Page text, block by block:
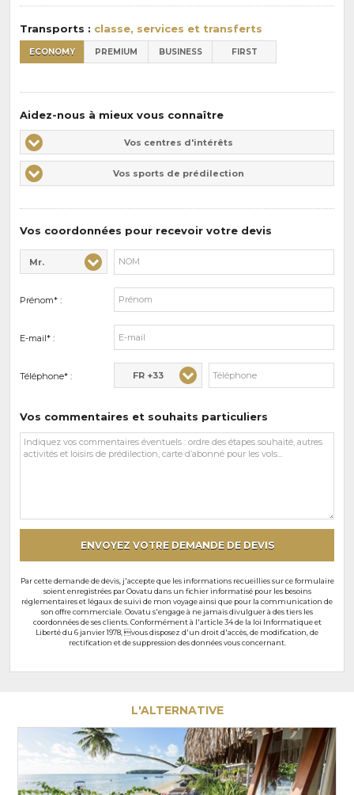
:
Transports : classe, services et transferts
ECONOMY PREMIUM BUSINESS FIRST
Aidez-nous à mieux vous connaître
Vos
centres
d'intérêts
Vos centres d'intérêts
Vos
sports
Vos sports de prédilection
Vos coordonnées pour recevoir votre devis
Civilité* :
Mr.
Nom* :
Prénom* :
E-mail* :
Téléphone* : FR +33
Vos commentaires et souhaits particuliers
Vos
commentaires
ENVOYEZ VOTRE DEMANDE DE DEVIS
Par cette demande de devis, j'accepte que les informations recueillies sur ce formulaire
soient enregistrées par Oovatu dans un fichier informatisé pour les besoins
réglementaires et légaux de suivi de mon voyage ainsi que pour la communication de
son offre commerciale. Oovatu s'engage à ne jamais divulguer à des tiers les
coordonnées de ses clients. Conformément à l'article 34 de la loi Informatique et
Liberté du 6 janvier 1978, vous disposez d'un droit d'accès, de modification, de
rectification et de suppression des données vous concernant.
L'ALTERNATIVE